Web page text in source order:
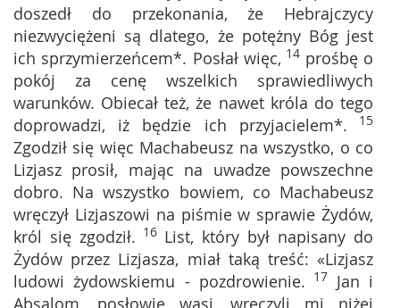
doszedł do przekonania, że Hebrajczycy
niezwyciężeni są dlatego, że potężny Bóg jest
ich sprzymierzeńcem*. Posłał więc, 14 prośbę o
pokój za cenę wszelkich sprawiedliwych
warunków. Obiecał też, że nawet króla do tego
doprowadzi, iż będzie ich przyjacielem*. 15
Zgodził się więc Machabeusz na wszystko, o co
Lizjasz prosił, mając na uwadze powszechne
dobro. Na wszystko bowiem, co Machabeusz
wręczył Lizjaszowi na piśmie w sprawie Żydów,
król się zgodził. 16 List, który był napisany do
Żydów przez Lizjasza, miał taką treść: «Lizjasz
ludowi żydowskiemu - pozdrowienie. 17 Jan i
Absalom, posłowie wasi, wręczyli mi niżej